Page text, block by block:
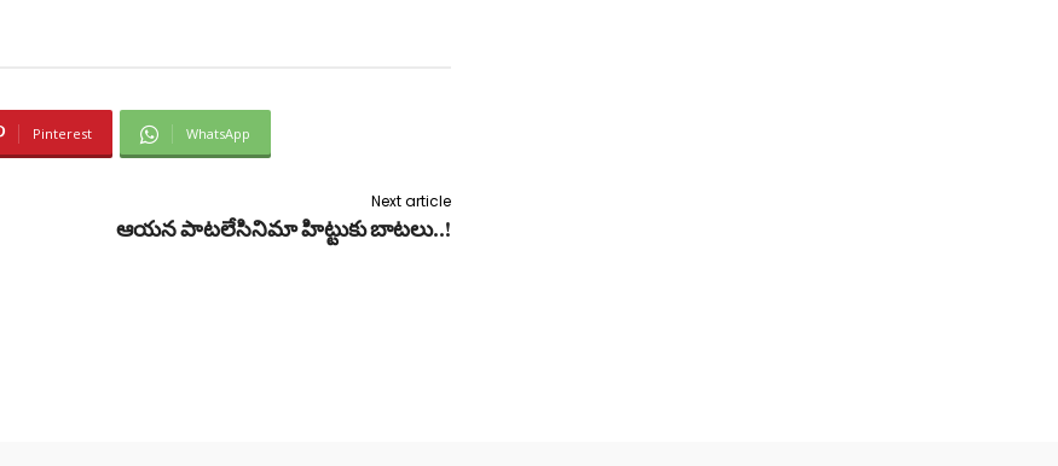
Pinterest WhatsApp
Next article
ఆయన పాటలేసినిమా హిట్టుకు బాటలు..!